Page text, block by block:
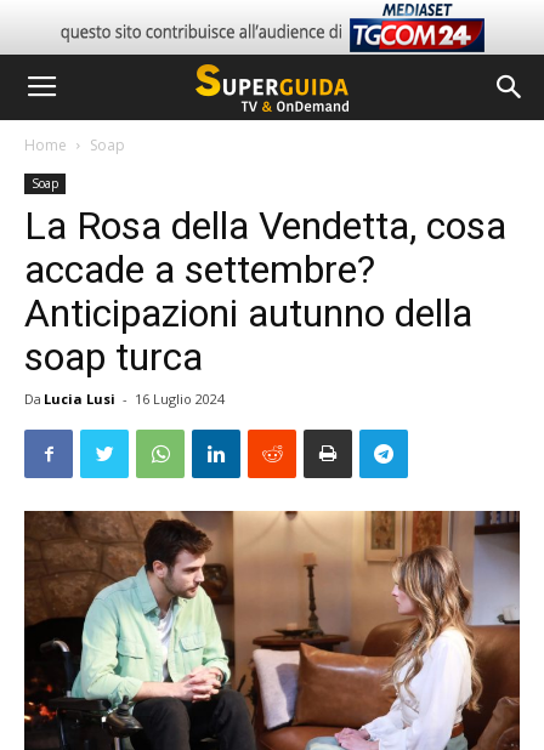
Home Soap
Soap
La Rosa della Vendetta, cosa
accade a settembre?
Anticipazioni autunno della
soap turca
Da Lucia Lusi - 16 Luglio 2024